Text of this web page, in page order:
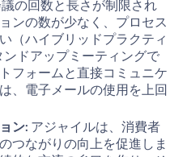
の回数と長さが制限され
ンの数が少なく、プロセス
（ハイブリッドプラクティ
ドアップミーティングで
フォームと直接コミュニケ
、電子メールの使用を上回
ン: アジャイルは、消費者
つながりの向上を促進しま